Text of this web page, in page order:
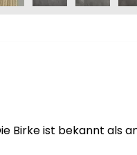
Birke ist bekannt als